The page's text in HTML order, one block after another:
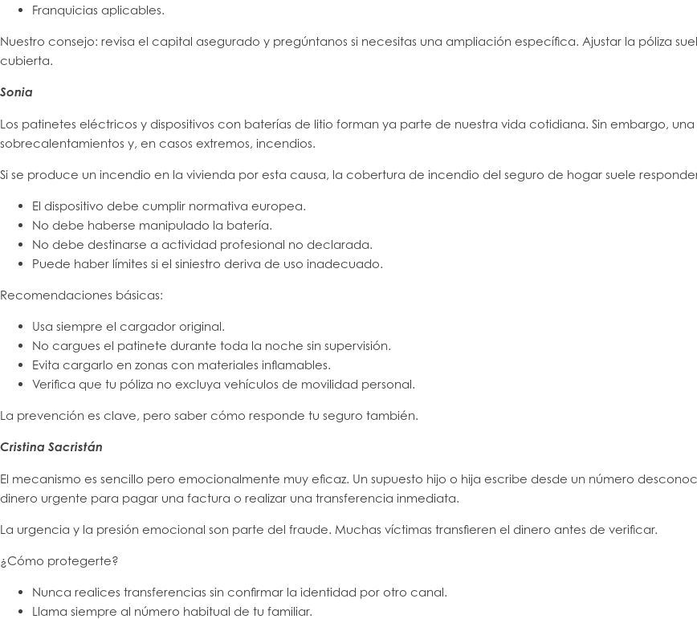
Franquicias aplicables.
Nuestro consejo: revisa el capital asegurado y pregúntanos si necesitas una ampliación específica. Ajustar la póliza
cubierta.
Sonia
Los patinetes eléctricos y dispositivos con baterías de litio forman ya parte de nuestra vida cotidiana. Sin embargo,
sobrecalentamientos y, en casos extremos, incendios.
Si se produce un incendio en la vivienda por esta causa, la cobertura de incendio del seguro de hogar suele
El dispositivo debe cumplir normativa europea.
No debe haberse manipulado la batería.
No debe destinarse a actividad profesional no declarada.
Puede haber límites si el siniestro deriva de uso inadecuado.
Recomendaciones básicas:
Usa siempre el cargador original.
No cargues el patinete durante toda la noche sin supervisión.
Evita cargarlo en zonas con materiales inflamables.
Verifica que tu póliza no excluya vehículos de movilidad personal.
La prevención es clave, pero saber cómo responde tu seguro también.
Cristina Sacristán
El mecanismo es sencillo pero emocionalmente muy eficaz. Un supuesto hijo o hija escribe desde un número
dinero urgente para pagar una factura o realizar una transferencia inmediata.
La urgencia y la presión emocional son parte del fraude. Muchas víctimas transfieren el dinero antes de verificar.
¿Cómo protegerte?
Nunca realices transferencias sin confirmar la identidad por otro canal.
Llama siempre al número habitual de tu familiar.